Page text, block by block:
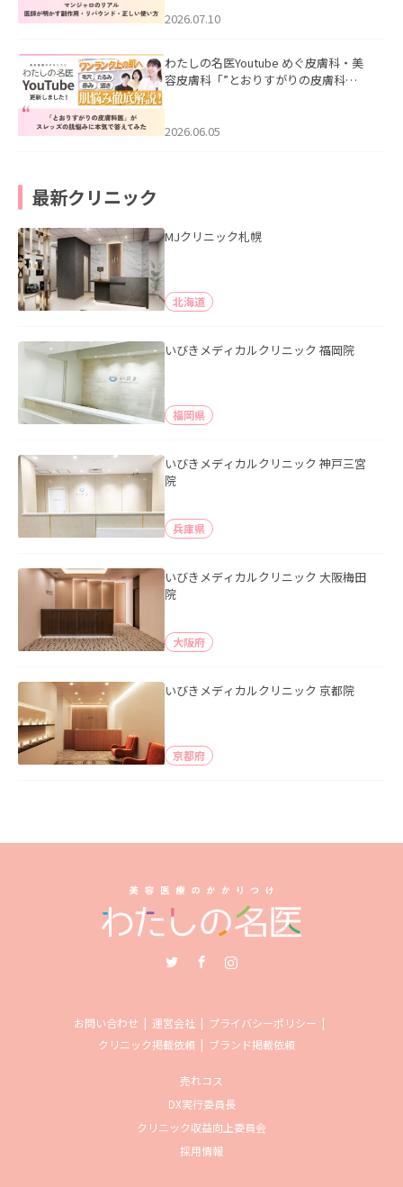
た。
2026.07.10
わたしの名医Youtube めぐ皮膚科・美
容皮膚科「”とおりすがりの皮膚科
2026.06.05
最新クリニック
MJクリニック札幌
北海道
いびきメディカルクリニック 福岡院
福岡県
いびきメディカルクリニック 神戸三宮
院
兵庫県
いびきメディカルクリニック 大阪梅田
院
大阪府
いびきメディカルクリニック 京都院
京都府
お問い合わせ 運営会社
プライバシーポリシー
クリニック掲載依頼
ブランド掲載依頼
売れコス
DX実行委員長
クリニック収益向上委員会
採用情報